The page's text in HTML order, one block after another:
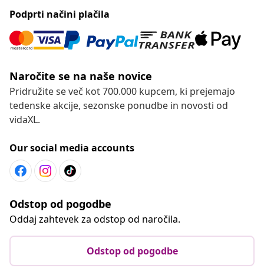
Podprti načini plačila
Naročite se na naše novice
Pridružite se več kot 700.000 kupcem, ki prejemajo
tedenske akcije, sezonske ponudbe in novosti od
vidaXL.
Our social media accounts
Odstop od pogodbe
Oddaj zahtevek za odstop od naročila.
Odstop od pogodbe